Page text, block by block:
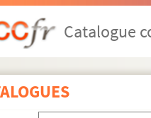
Catalogue